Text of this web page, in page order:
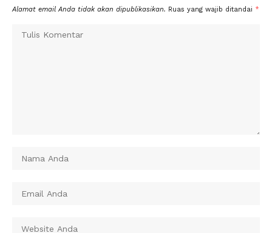
Alamat email Anda tidak akan dipublikasikan. Ruas yang wajib ditandai *